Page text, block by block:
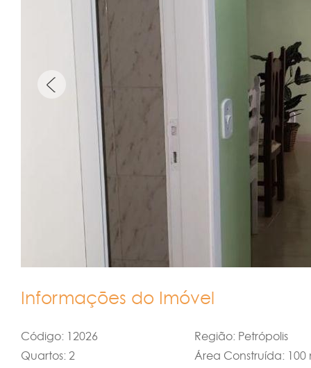
Informações do Imóvel
Código: 12026
Região: Petrópolis
Quartos: 2
Área Construída: 100